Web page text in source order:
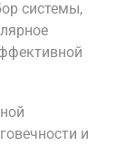
системы,
и